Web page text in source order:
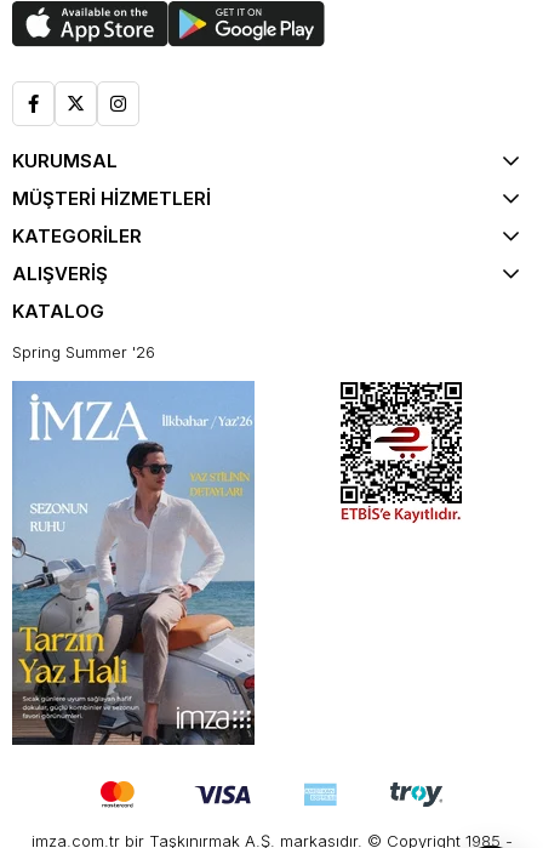
KURUMSAL
MÜŞTERİ HİZMETLERİ
KATEGORİLER
ALIŞVERİŞ
KATALOG
Spring Summer '26
imza.com.tr bir Taşkınırmak A.Ş. markasıdır. © Copyright 1985 -